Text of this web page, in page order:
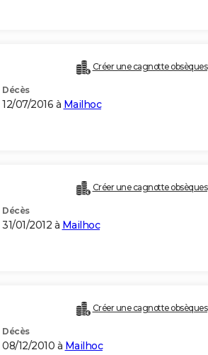
Créer une cagnotte obsèques
Décès
12/07/2016 à Mailhoc
Créer une cagnotte obsèques
Décès
31/01/2012 à Mailhoc
Créer une cagnotte obsèques
Décès
08/12/2010 à Mailhoc